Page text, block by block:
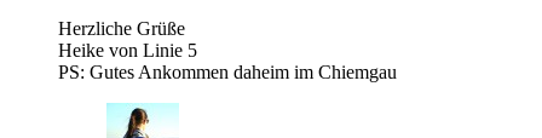
Herzliche Grüße
Heike von Linie 5
PS: Gutes Ankommen daheim im Chiemgau